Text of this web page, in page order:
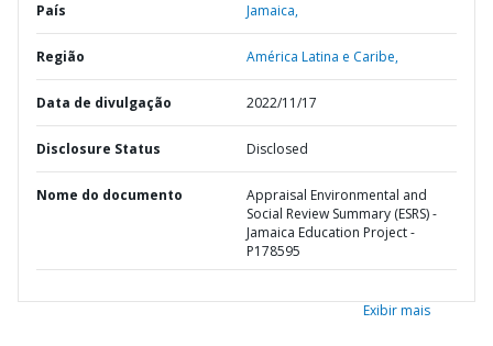
País Jamaica,
Região América Latina e Caribe,
Data de divulgação 2022/11/17
Disclosure Status Disclosed
Nome do documento
Appraisal Environmental and
Social Review Summary (ESRS) -
Jamaica Education Project -
P178595
Exibir mais